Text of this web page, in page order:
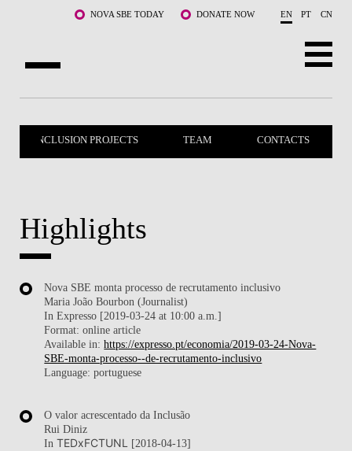
Skip to main content NOVA SBE TODAY DONATE NOW EN PT CN
PROGRAMS
COMMUNITY
LIFE AT NOVA SBE
WHAT'S HAPPENING
INCLUSION PROJECTS TEAM CONTACTS
Highlights
Nova SBE monta processo de recrutamento inclusivo
Maria João Bourbon (Journalist)
In Expresso [2019-03-24 at 10:00 a.m.]
Format: online article
Available in:https://expresso.pt/economia/2019-03-24-Nova-
SBE-monta-processo--de-recrutamento-inclusivo
Language: portuguese
O valor acrescentado da Inclusão
Rui Diniz
InTEDxFCTUNL
[2018-04-13]